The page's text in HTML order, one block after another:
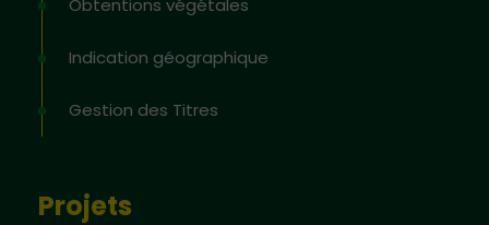
Indication géographique
Gestion des Titres
Projets